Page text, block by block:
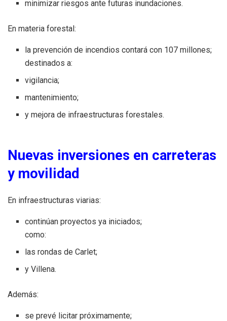
minimizar riesgos ante futuras inundaciones.
En materia forestal:
la prevención de incendios contará con 107 millones;
destinados a:
vigilancia;
mantenimiento;
y mejora de infraestructuras forestales.
Nuevas inversiones en carreteras
y movilidad
En infraestructuras viarias:
continúan proyectos ya iniciados;
como:
las rondas de Carlet;
y Villena.
Además:
se prevé licitar próximamente;